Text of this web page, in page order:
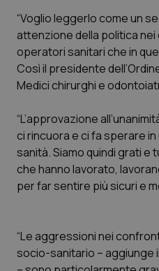
Studi e Analisi
Lettere al direttore
Edizioni Regionali
QS Pro
Professionisti Sanitari.AI
Abruzzo
Basilicata
Calabria
QS Pro Gold
Artrite & artrosi
Asma & BPCO
“Voglio leggerlo come un
attenzione della politica
operatori sanitari che in
Così il presidente
Medici chirurghi e
“L’approvazione
ci rincuora e ci fa sperare
sanità. Siamo quindi grati
che hanno lavorato,
per far sentire più sicuri e
“Le aggressioni nei
socio-sanitario – aggiunge